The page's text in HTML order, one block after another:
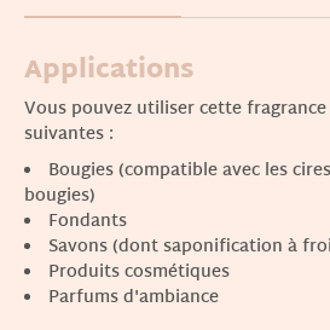
Applications
Vous pouvez utiliser cette
suivantes :
Bougies (compatible avec les
bougies)
Fondants
Savons (dont saponification à
Produits cosmétiques
Parfums d'ambiance